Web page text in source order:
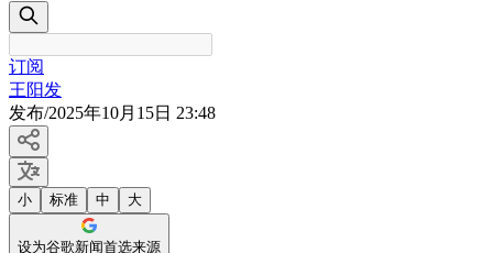
订阅
王阳发
发布/2025年10月15日 23:48
小 标准 中 大
设为谷歌新闻首选来源